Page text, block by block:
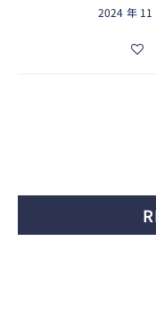
2024 年 11